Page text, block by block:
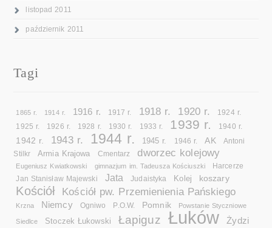
listopad 2011
październik 2011
Tagi
1865 r. 1914 r. 1916 r. 1917 r. 1918 r. 1920 r. 1924 r.
1925 r. 1926 r. 1928 r. 1930 r. 1933 r. 1939 r. 1940 r.
1942 r. 1943 r. 1944 r. 1945 r. 1946 r. AK
Antoni
Stilkr
Armia Krajowa Cmentarz dworzec kolejowy
Eugeniusz Kwiatkowski gimnazjum im. Tadeusza Kościuszki Harcerze
Jan Stanisław Majewski Jata Judaistyka Kolej koszary
Kościół Kościół pw. Przemienienia Pańskiego
Krzna Niemcy Ogniwo P.O.W. Pomnik Powstanie Styczniowe
Siedlce Stoczek Łukowski Łapiguz Łuków Żydzi